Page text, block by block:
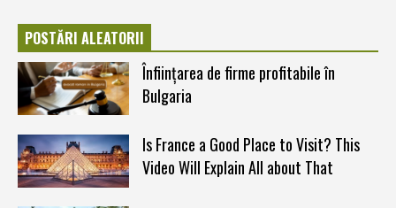
POSTĂRI ALEATORII
Înființarea de firme profitabile în
Bulgaria
Is France a Good Place to Visit? This
Video Will Explain All about That